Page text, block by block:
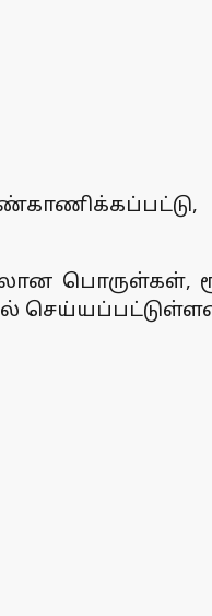
பொருள்கள்,